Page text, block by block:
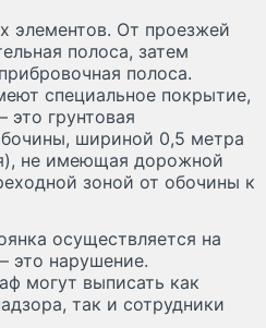
элементов. От проезжей
полоса, затем
полоса.
специальное покрытие,
это грунтовая
шириной 0,5 метра
не имеющая дорожной
зоной от обочины к
осуществляется на
это нарушение.
могут выписать как
так и сотрудники